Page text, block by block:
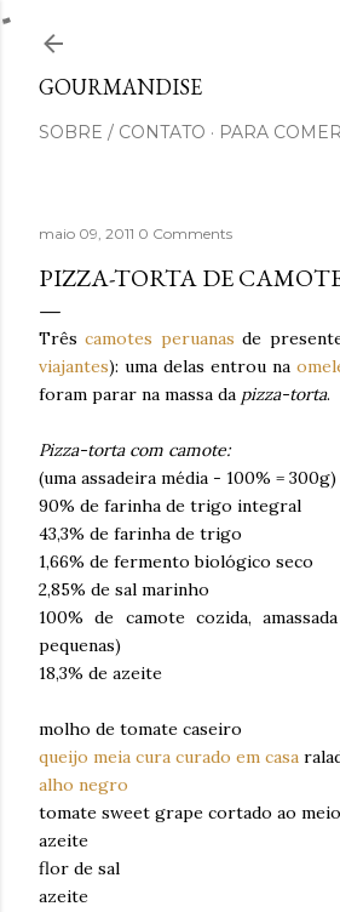
GOURMANDISE
SOBRE / CONTATO PARA COMER
maio 09, 2011 0 Comments
PIZZA-TORTA DE
Trêscamotes peruanas de
viajantes): uma delas entrou na
foram parar na massa da pizza-torta.
Pizza-torta com camote:
(uma assadeira média - 100% = 300g)
90% de farinha de trigo integral
43,3% de farinha de trigo
1,66% de fermento biológico seco
2,85% de sal marinho
100% de camote cozida,
pequenas)
18,3% de azeite
molho de tomate caseiro
queijo meia cura curado em casa
alho negro
tomate sweet grape cortado ao meio
azeite
flor de sal
azeite